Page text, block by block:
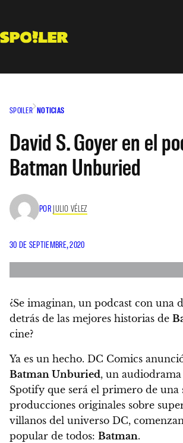
contenido
SPOILER NOTICIAS
David S. Goyer en el
Batman Unburied
POR JULIO VÉLEZ
30 DE SEPTIEMBRE, 2020
¿Se imaginan, un podcast con una
detrás de las mejores historias de
cine?
Ya es un hecho. DC Comics
Batman Unburied, un
Spotify que será el primero de una
producciones originales sobre
villanos del universo DC,
popular de todos: Batman.